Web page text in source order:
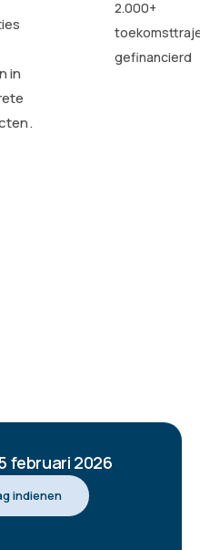
in
2.000+
gefinancierd
februari 2026
indienen